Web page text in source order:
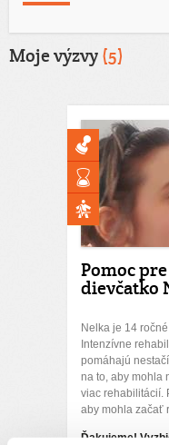
Moje výzvy(5)
Pomoc
dievčatko
Nelka je 14
Intenzívne
pomáhajú
na to, aby mohla
viac rehabilitácií.
aby mohla začať
Ďakujeme!